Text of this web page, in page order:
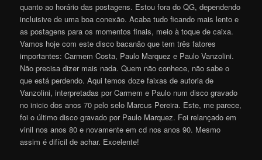
quanto ao horário das postagens. Estou fora do QG, dependendo
incluisive de uma boa conexão. Acaba tudo ficando mais lento e
as postagens para os momentos finais, meio à toque de caixa.
Vamos hoje com este disco bacanão que tem três fatores
importantes: Carmem Costa, Paulo Marquez e Paulo Vanzolini.
Não precisa dizer mais nada. Quem não conhece, não sabe o
que está perdendo. Aqui temos doze faixas de autoria de
Vanzolini, interpretadas por Carmem e Paulo num disco gravado
no inicio dos anos 70 pelo selo Marcus Pereira. Este, me parece,
foi o último disco gravado por Paulo Marquez. Foi relançado em
vinil nos anos 80 e novamente em cd nos anos 90. Mesmo
assim é difícil de achar. Excelente!